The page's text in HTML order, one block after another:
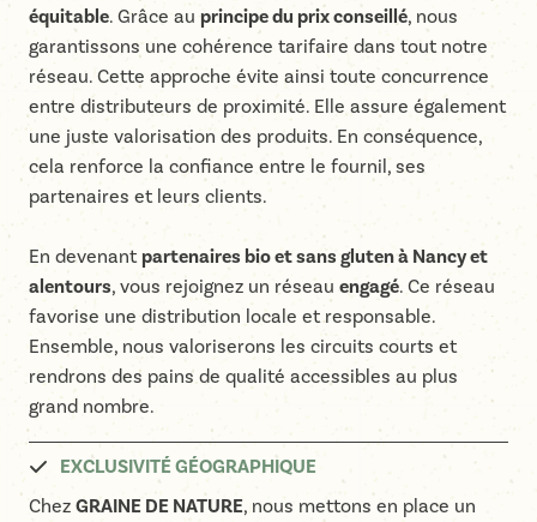
équitable. Grâce au principe du prix conseillé, nous
garantissons une cohérence tarifaire dans tout notre
réseau. Cette approche évite ainsi toute concurrence
entre distributeurs de proximité. Elle assure également
une juste valorisation des produits. En conséquence,
cela renforce la confiance entre le fournil, ses
partenaires et leurs clients.
En devenant partenaires bio et sans gluten à Nancy et
alentours, vous rejoignez un réseau engagé. Ce réseau
favorise une distribution locale et responsable.
Ensemble, nous valoriserons les circuits courts et
rendrons des pains de qualité accessibles au plus
grand nombre.
EXCLUSIVITÉ GÉOGRAPHIQUE
Chez GRAINE DE NATURE, nous mettons en place un